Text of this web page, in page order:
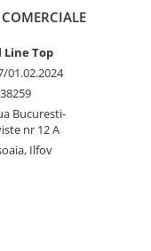
Line Top
01.02.2024
Bucuresti-
nr 12 A
Ilfov